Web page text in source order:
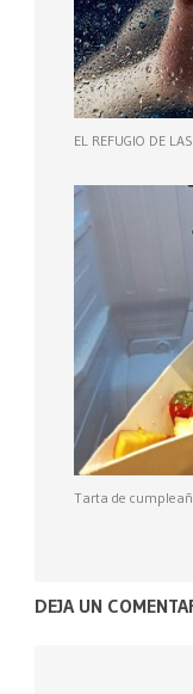
EL REFUGIO DE
Tarta de
DEJA UN